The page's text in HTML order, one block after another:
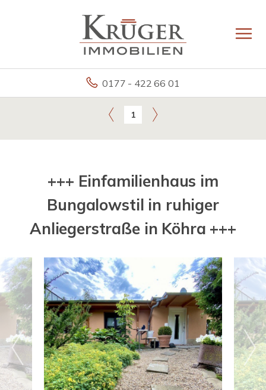
0177 - 422 66 01
1
+++ Einfamilienhaus im
Bungalowstil in ruhiger
Anliegerstraße in Köhra +++